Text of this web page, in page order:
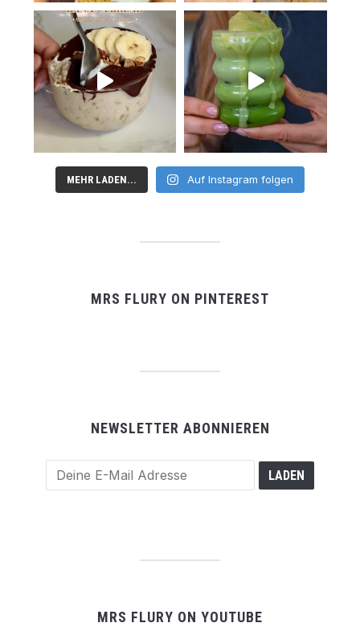
MEHR LADEN... Auf Instagram folgen
MRS FLURY ON PINTEREST
NEWSLETTER ABONNIEREN
MRS FLURY ON YOUTUBE